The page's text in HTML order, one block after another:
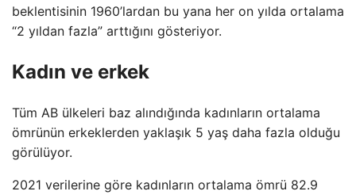
beklentisinin 1960’lardan bu yana her on yılda ortalama
“2 yıldan fazla” arttığını gösteriyor.
Kadın ve erkek
Tüm AB ülkeleri baz alındığında kadınların ortalama
ömrünün erkeklerden yaklaşık 5 yaş daha fazla olduğu
görülüyor.
2021 verilerine göre kadınların ortalama ömrü 82.9